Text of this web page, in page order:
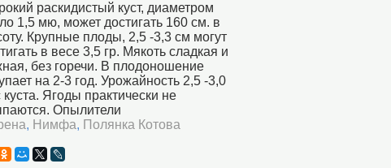
раскидистый куст, диаметром
1,5 мю, может достигать 160 см. в
Крупные плоды, 2,5 -3,3 см могут
в весе 3,5 гр. Мякоть сладкая и
без горечи. В плодоношение
на 2-3 год. Урожайность 2,5 -3,0
куста. Ягоды практически не
Опылители
, Нимфа, Полянка Котова